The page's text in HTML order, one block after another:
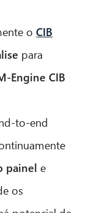
oCIB
para
Engine CIB
to-end
painel e
os